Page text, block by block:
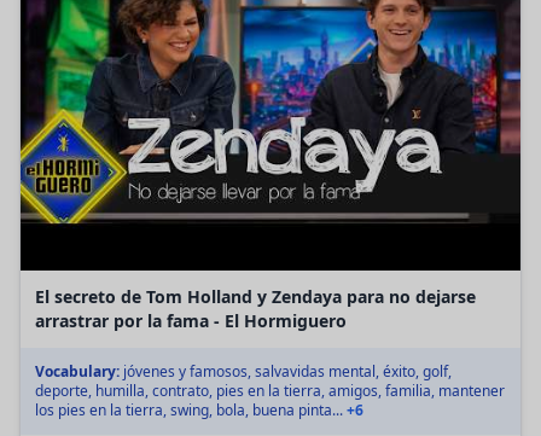
El secreto de Tom Holland y Zendaya para no dejarse
arrastrar por la fama - El Hormiguero
Vocabulary: jóvenes y famosos, salvavidas mental, éxito, golf,
deporte, humilla, contrato, pies en la tierra, amigos, familia, mantener
los pies en la tierra, swing, bola, buena pinta...+6